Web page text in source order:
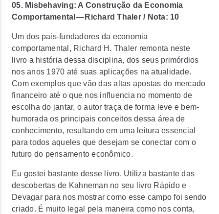
05. Misbehaving: A Construção da Economia
Comportamental — Richard Thaler / Nota: 10
Um dos pais-fundadores da economia
comportamental, Richard H. Thaler remonta neste
livro a história dessa disciplina, dos seus primórdios
nos anos 1970 até suas aplicações na atualidade.
Com exemplos que vão das altas apostas do mercado
financeiro até o que nos influencia no momento de
escolha do jantar, o autor traça de forma leve e bem-
humorada os principais conceitos dessa área de
conhecimento, resultando em uma leitura essencial
para todos aqueles que desejam se conectar com o
futuro do pensamento econômico.
Eu gostei bastante desse livro. Utiliza bastante das
descobertas de Kahneman no seu livro Rápido e
Devagar para nos mostrar como esse campo foi sendo
criado. É muito legal pela maneira como nos conta,